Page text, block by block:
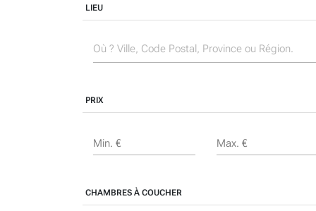
LIEU
PRIX
Min. € Max. €
CHAMBRES À COUCHER